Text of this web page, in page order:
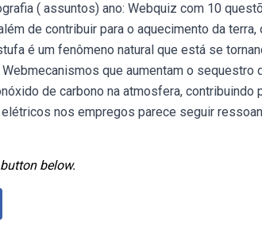
( assuntos) ano: Webquiz com 10
de contribuir para o aquecimento da terra,
é um fenômeno natural que está se
que aumentam o sequestro
de carbono na atmosfera, contribuindo
nos empregos parece seguir
below.